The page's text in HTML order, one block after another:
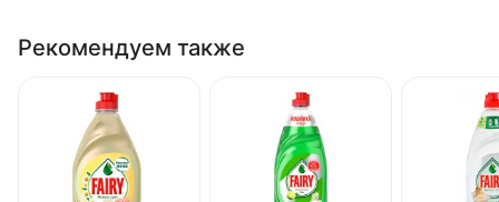
Рекомендуем также